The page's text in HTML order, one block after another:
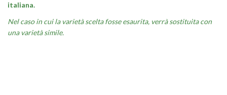
italiana.
Nel caso in cui la varietà scelta fosse esaurita, verrà sostituita con
una varietà simile.